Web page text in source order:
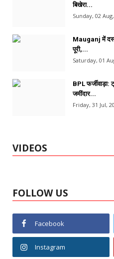
बिखेरा...
Sunday, 02
Mauganj में
पूरी,...
Saturday, 01
BPL फर्जीवाड़ा:
जमींदार...
Friday, 31 Jul,
VIDEOS
FOLLOW US
Facebook
Instagram